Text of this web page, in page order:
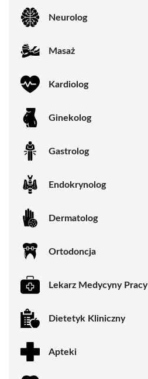
Neurolog
Masaż
Kardiolog
Ginekolog
Gastrolog
Endokrynolog
Dermatolog
Ortodoncja
Lekarz Medycyny Pracy
Dietetyk Kliniczny
Apteki